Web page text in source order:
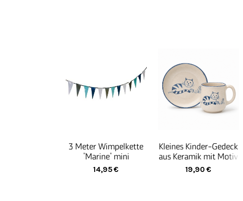
3 Meter Wimpelkette
"Marine" mini
14,95€
Kleines Kinder-Gedeck
aus Keramik mit Motiv
"Katze"
19,90 €